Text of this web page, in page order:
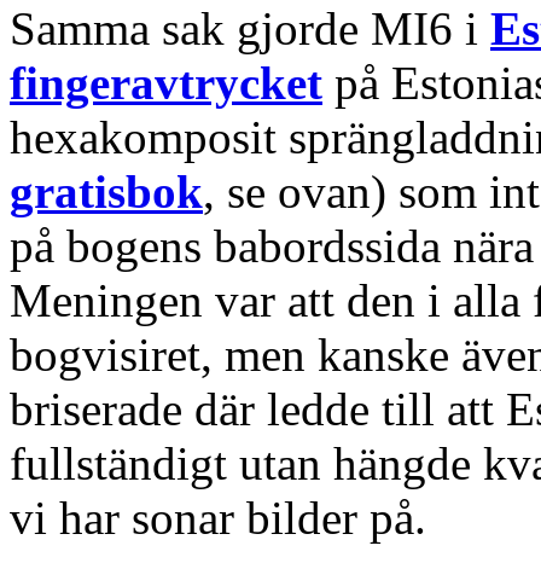
Samma sak gjorde MI6 i
fingeravtrycket på
hexakomposit
gratisbok, se ovan) som
på bogens babordssida
Meningen var att den i
bogvisiret, men kanske
briserade där ledde till att
fullständigt utan hängde
vi har sonar bilder på.